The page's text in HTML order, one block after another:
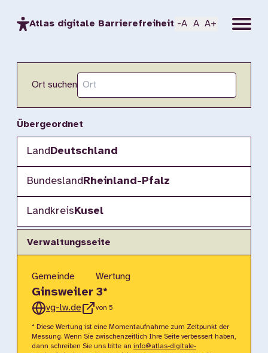
Atlas digitale Barrierefreiheit -A A A+ Menu
Ort suchen
Übergeordnet
LandDeutschland
BundeslandRheinland-Pfalz
LandkreisKusel
Verwaltungsseite
Gemeinde
Ginsweiler
vg-lw.de
Wertung
3*
von 5
* Diese Wertung ist eine Momentaufnahme zum Zeitpunkt der
Messung. Wenn Sie zwischenzeitlich Ihre Seite verbessert haben,
dann schreiben Sie uns bitte an info@atlas-digitale-